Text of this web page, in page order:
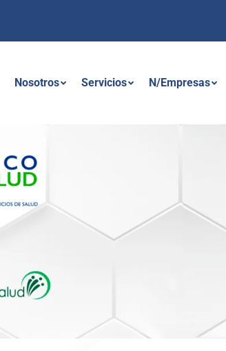
Nosotros Servicios N/Empresas